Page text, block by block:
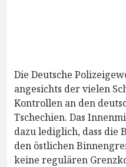
Die Deutsche
angesichts der vielen
Kontrollen an den
Tschechien. Das
dazu lediglich, dass die
den östlichen
keine regulären